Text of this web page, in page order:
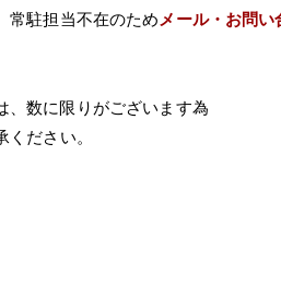
常駐担当不在のため メール・お問
、数に限りがございます為
ください。